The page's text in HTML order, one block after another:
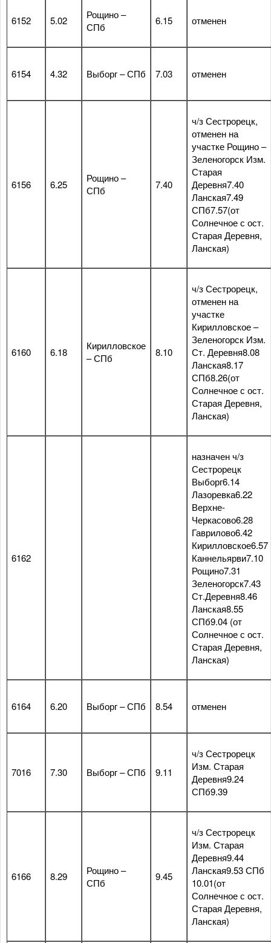
6152 5.02
Рощино –
СПб
6.15 отменен
6154 4.32 Выборг – СПб 7.03 отменен
6156 6.25
Рощино –
СПб
7.40
ч/з Сестрорецк,
отменен на
участке Рощино –
Зеленогорск Изм.
Старая
Деревня7.40
Ланская7.49
СПб7.57(от
Солнечное с ост.
Старая Деревня,
Ланская)
6160 6.18
Кирилловское
– СПб
8.10
ч/з Сестрорецк,
отменен на
участке
Кирилловское –
Зеленогорск Изм.
Ст. Деревня8.08
Ланская8.17
СПб8.26(от
Солнечное с ост.
Старая Деревня,
Ланская)
6162
назначен ч/з
Сестрорецк
Выборг6.14
Лазоревка6.22
Верхне-
Черкасово6.28
Гаврилово6.42
Кирилловское6.57
Каннельярви7.10
Рощино7.31
Зеленогорск7.43
Ст.Деревня8.46
Ланская8.55
СПб9.04 (от
Солнечное с ост.
Старая Деревня,
Ланская)
6164 6.20 Выборг – СПб 8.54 отменен
7016 7.30 Выборг – СПб 9.11
ч/з Сестрорецк
Изм. Старая
Деревня9.24
СПб9.39
6166 8.29
Рощино –
СПб
9.45
ч/з Сестрорецк
Изм. Старая
Деревня9.44
Ланская9.53 СПб
10.01(от
Солнечное с ост.
Старая Деревня,
Ланская)